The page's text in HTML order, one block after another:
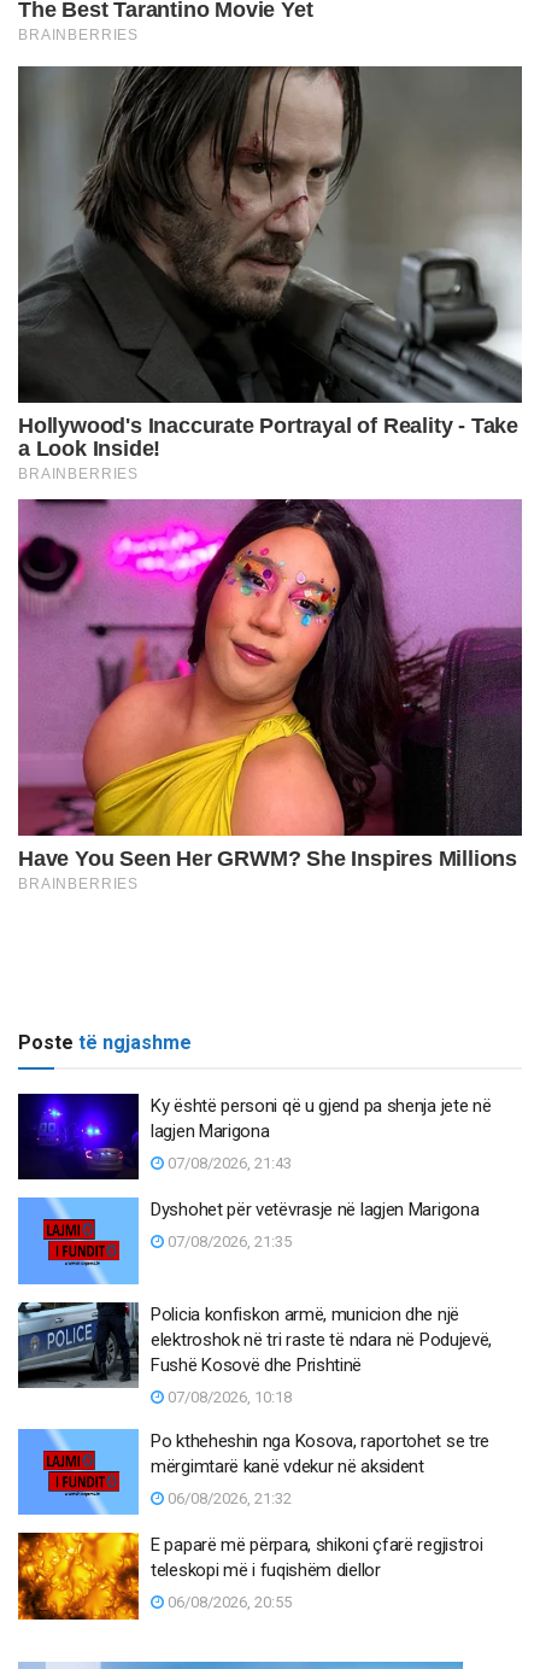
Poste të ngjashme
Ky është personi që u gjend pa shenja jete në
lagjen Marigona
07/08/2026, 21:43
Dyshohet për vetëvrasje në lagjen Marigona
07/08/2026, 21:35
Policia konfiskon armë, municion dhe një
elektroshok në tri raste të ndara në Podujevë,
Fushë Kosovë dhe Prishtinë
07/08/2026, 10:18
Po ktheheshin nga Kosova, raportohet se tre
mërgimtarë kanë vdekur në aksident
06/08/2026, 21:32
E paparë më përpara, shikoni çfarë regjistroi
teleskopi më i fuqishëm diellor
06/08/2026, 20:55